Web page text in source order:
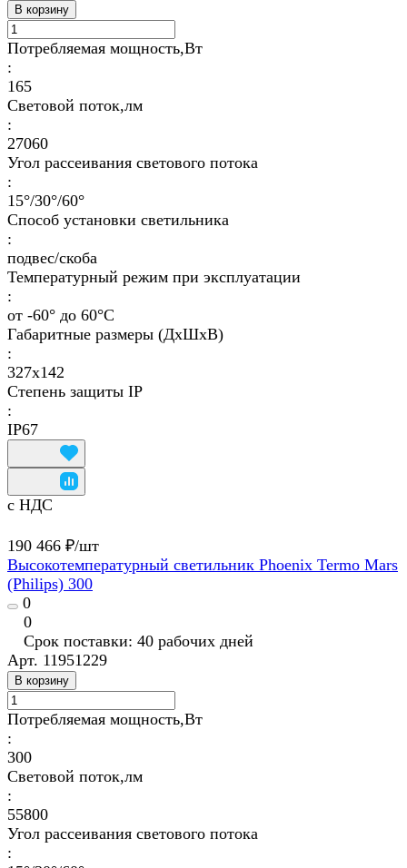
В корзину
Потребляемая мощность,Вт
:
165
Световой поток,лм
:
27060
Угол рассеивания светового потока
:
15°/30°/60°
Способ установки светильника
:
подвес/скоба
Температурный режим при эксплуатации
:
от -60° до 60°C
Габаритные размеры (ДхШхВ)
:
327x142
Степень защиты IP
:
IP67
с НДС
190 466 ₽/шт
Высокотемпературный светильник Phoenix Termo Mars
(Philips) 300
0
0
Срок поставки: 40 рабочих дней
Арт. 11951229
В корзину
Потребляемая мощность,Вт
:
300
Световой поток,лм
:
55800
Угол рассеивания светового потока
: